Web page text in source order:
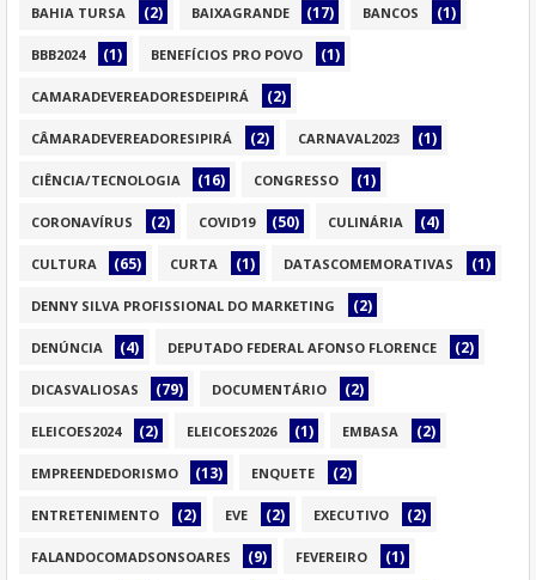
BAHIA TURSA (2) BAIXAGRANDE (17) BANCOS (1)
BBB2024 (1) BENEFÍCIOS PRO POVO (1)
CAMARADEVEREADORESDEIPIRÁ (2)
CÂMARADEVEREADORESIPIRÁ (2) CARNAVAL2023 (1)
CIÊNCIA/TECNOLOGIA (16) CONGRESSO (1)
CORONAVÍRUS (2) COVID19 (50) CULINÁRIA (4)
CULTURA (65) CURTA (1) DATASCOMEMORATIVAS (1)
DENNY SILVA PROFISSIONAL DO MARKETING (2)
DENÚNCIA (4) DEPUTADO FEDERAL AFONSO FLORENCE (2)
DICASVALIOSAS (79) DOCUMENTÁRIO (2)
ELEICOES2024 (2) ELEICOES2026 (1) EMBASA (2)
EMPREENDEDORISMO (13) ENQUETE (2)
ENTRETENIMENTO (2) EVE (2) EXECUTIVO (2)
FALANDOCOMADSONSOARES (9) FEVEREIRO (1)